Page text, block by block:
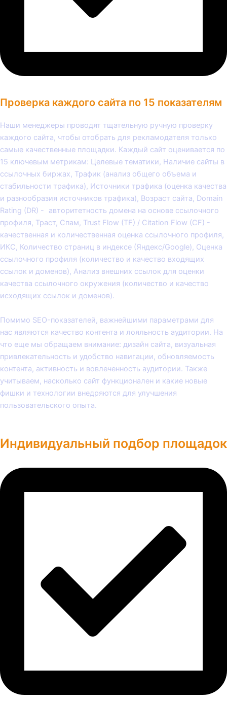
Проверка каждого сайта по 15 показателям
Наши менеджеры проводят тщательную ручную проверку
каждого сайта, чтобы отобрать для рекламодателя только
самые качественные площадки. Каждый сайт оценивается по
15 ключевым метрикам: Целевые тематики, Наличие сайты в
ссылочных биржах, Трафик (анализ общего объема и
стабильности трафика), Источники трафика (оценка качества
и разнообразия источников трафика), Возраст сайта, Domain
Rating (DR) - авторитетность домена на основе ссылочного
профиля, Траст, Спам, Trust Flow (TF) / Citation Flow (CF) -
качественная и количественная оценка ссылочного профиля,
ИКС, Количество страниц в индексе (Яндекс/Google), Оценка
ссылочного профиля (количество и качество входящих
ссылок и доменов), Анализ внешних ссылок для оценки
качества ссылочного окружения (количество и качество
исходящих ссылок и доменов).
Помимо SEO-показателей, важнейшими параметрами для
нас являются качество контента и лояльность аудитории. На
что еще мы обращаем внимание: дизайн сайта, визуальная
привлекательность и удобство навигации, обновляемость
контента, активность и вовлеченность аудитории. Также
учитываем, насколько сайт функционален и какие новые
фишки и технологии внедряются для улучшения
пользовательского опыта.
Индивидуальный подбор площадок